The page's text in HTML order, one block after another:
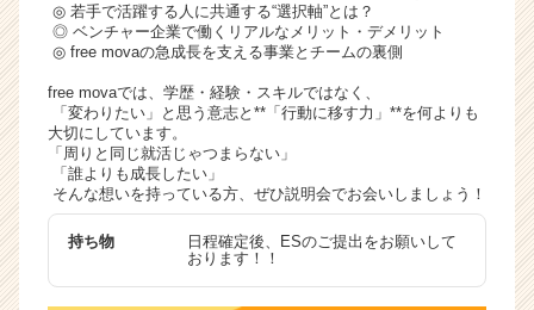
◎ 若手で活躍する人に共通する“選択軸”とは？
◎ ベンチャー企業で働くリアルなメリット・デメリット
◎ free movaの急成長を支える事業とチームの裏側
free movaでは、学歴・経験・スキルではなく、
「変わりたい」と思う意志と**「行動に移す力」**を何よりも
大切にしています。
「周りと同じ就活じゃつまらない」
「誰よりも成長したい」
そんな想いを持っている方、ぜひ説明会でお会いしましょう！
持ち物
日程確定後、ESのご提出をお願いして
おります！！